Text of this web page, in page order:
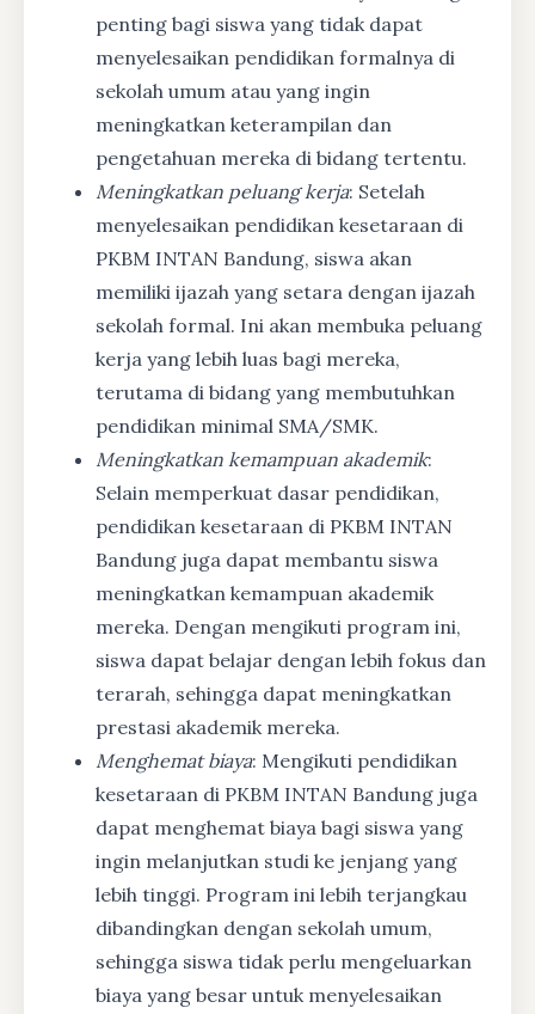
penting bagi siswa yang tidak dapat
menyelesaikan pendidikan formalnya di
sekolah umum atau yang ingin
meningkatkan keterampilan dan
pengetahuan mereka di bidang tertentu.
Meningkatkan peluang kerja: Setelah
menyelesaikan pendidikan kesetaraan di
PKBM INTAN Bandung, siswa akan
memiliki ijazah yang setara dengan ijazah
sekolah formal. Ini akan membuka peluang
kerja yang lebih luas bagi mereka,
terutama di bidang yang membutuhkan
pendidikan minimal SMA/SMK.
Meningkatkan kemampuan akademik:
Selain memperkuat dasar pendidikan,
pendidikan kesetaraan di PKBM INTAN
Bandung juga dapat membantu siswa
meningkatkan kemampuan akademik
mereka. Dengan mengikuti program ini,
siswa dapat belajar dengan lebih fokus dan
terarah, sehingga dapat meningkatkan
prestasi akademik mereka.
Menghemat biaya: Mengikuti pendidikan
kesetaraan di PKBM INTAN Bandung juga
dapat menghemat biaya bagi siswa yang
ingin melanjutkan studi ke jenjang yang
lebih tinggi. Program ini lebih terjangkau
dibandingkan dengan sekolah umum,
sehingga siswa tidak perlu mengeluarkan
biaya yang besar untuk menyelesaikan